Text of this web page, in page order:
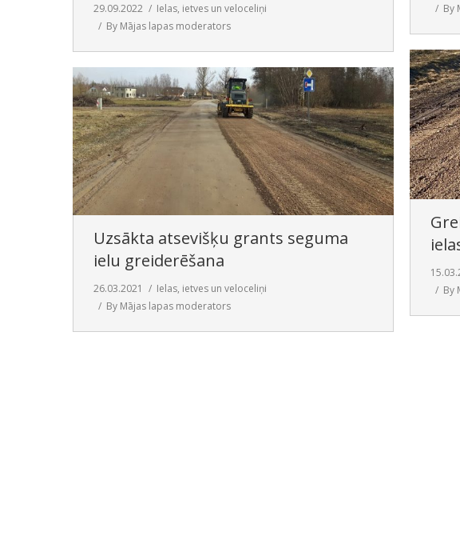
By
29.09.2022
Ielas, ietves un veloceliņi
By Mājas lapas moderators
By
Uzsākta atsevišķu grants seguma
ielu greiderēšana
26.03.2021
Ielas, ietves un veloceliņi
By Mājas lapas moderators